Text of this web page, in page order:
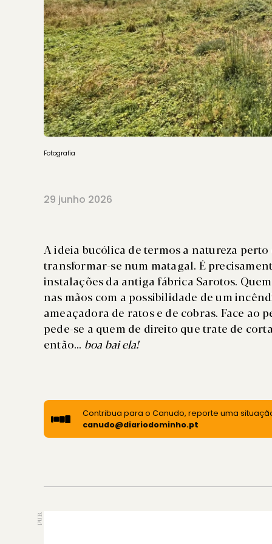
Fotografia
29 junho 2026
A ideia bucólica de termos a natureza
transformar-se num matagal. É
instalações da antiga fábrica Sarotos.
nas mãos com a possibilidade de um
ameaçadora de ratos e de cobras. Face ao
pede-se a quem de direito que trate de
então... boa bai ela!
Contribua para o Canudo, reporte uma
canudo@diariodominho.pt
PUB.